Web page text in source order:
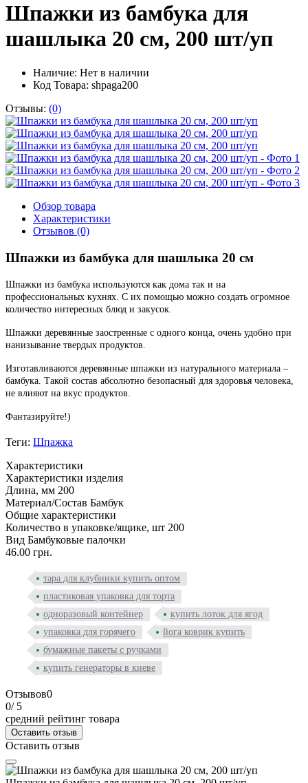
Шпажки из бамбука для
шашлыка 20 см, 200 шт/уп
Наличие: Нет в наличии
Код Товара: shpaga200
Отзывы: (0)
Обзор товара
Характеристики
Отзывов (0)
Шпажки из бамбука для шашлыка 20 см
Шпажки из бамбука используются как дома так и на
профессиональных кухнях. С их помощью можно создать огромное
количество интересных блюд и закусок.
Шпажки деревянные заостренные с одного конца, очень удобно при
нанизывание твердых продуктов.
Изготавливаются деревянные шпажки из натурального материала –
бамбука. Такой состав абсолютно безопасный для здоровья человека,
не влияют на вкус продуктов.
Фантазируйте!)
Теги: Шпажка
Характеристики
Характеристики изделия
Длина, мм 200
Материал/Состав Бамбук
Общие характеристики
Количество в упаковке/ящике, шт 200
Вид Бамбуковые палочки
46.00 грн.
тара для клубники купить оптом
пластиковая упаковка для торта
одноразовый контейнер
купить лоток для ягод
упаковка для горячего
йога коврик купить
бумажные пакеты с ручками
купить генераторы в киеве
Отзывов0
0/ 5
средний рейтинг товара
Оставить отзыв
Оставить отзыв